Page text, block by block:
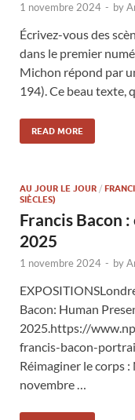
1 novembre 2024 - by
Écrivez-vous des
dans le premier
Michon répond par
194). Ce beau texte,
READ MORE
AU JOUR LE JOUR /
SIÈCLES)
Francis Bacon
2025
1 novembre 2024 - by
Bacon: Human
2025.https://
francis-bacon-
Réimaginer le corps :
novembre …